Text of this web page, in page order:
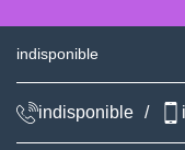
indisponible
indisponible /